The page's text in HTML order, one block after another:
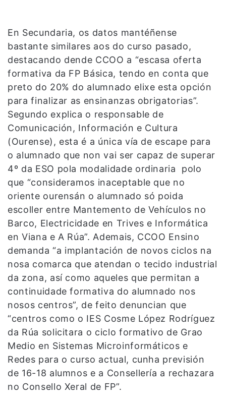
En Secundaria, os datos mantéñense
bastante similares aos do curso pasado,
destacando dende CCOO a “escasa oferta
formativa da FP Básica, tendo en conta que
preto do 20% do alumnado elixe esta opción
para finalizar as ensinanzas obrigatorias”.
Segundo explica o responsable de
Comunicación, Información e Cultura
(Ourense), esta é a única vía de escape para
o alumnado que non vai ser capaz de superar
4º da ESO pola modalidade ordinaria polo
que “consideramos inaceptable que no
oriente ourensán o alumnado só poida
escoller entre Mantemento de Vehículos no
Barco, Electricidade en Trives e Informática
en Viana e A Rúa”. Ademais, CCOO Ensino
demanda “a implantación de novos ciclos na
nosa comarca que atendan o tecido industrial
da zona, así como aqueles que permitan a
continuidade formativa do alumnado nos
nosos centros”, de feito denuncian que
“centros como o IES Cosme López Rodríguez
da Rúa solicitara o ciclo formativo de Grao
Medio en Sistemas Microinformáticos e
Redes para o curso actual, cunha previsión
de 16-18 alumnos e a Consellería a rechazara
no Consello Xeral de FP”.